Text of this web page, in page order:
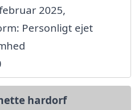
2025,
Personligt ejet
hardorf